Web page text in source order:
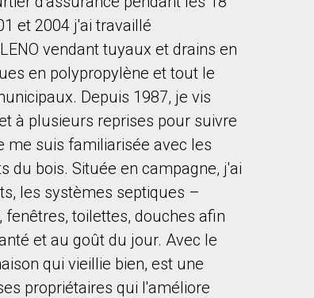
et 2004 j'ai travaillé
vendant tuyaux et drains en
en polypropylène et tout le
Depuis 1987, je vis
à plusieurs reprises pour suivre
me suis familiarisée avec les
du bois. Située en campagne, j'ai
les systèmes septiques –
toilettes, douches afin
et au goût du jour. Avec le
qui vieillie bien, est une
propriétaires qui l'améliore